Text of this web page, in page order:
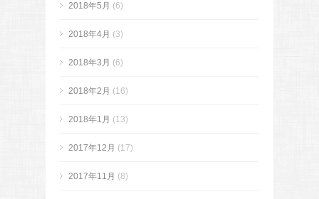
2018年5月 (6)
2018年4月 (3)
2018年3月 (6)
2018年2月 (16)
2018年1月 (13)
2017年12月 (17)
2017年11月 (8)